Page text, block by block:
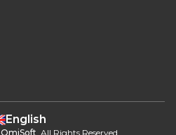
English
OmiSoft . All Rights Reserved